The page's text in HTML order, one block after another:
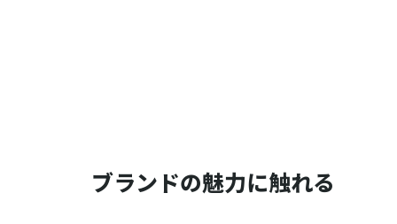
ブランドの魅力に触れる